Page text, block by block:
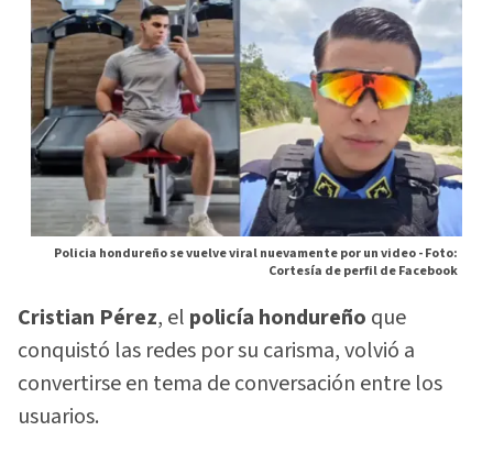
Policia hondureño se vuelve viral nuevamente por un video -Foto:
Cortesía de perfil de Facebook
Cristian Pérez, el policía hondureño que
conquistó las redes por su carisma, volvió a
convertirse en tema de conversación entre los
usuarios.